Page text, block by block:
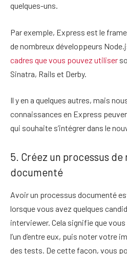
quelques-uns.
Par exemple, Express est le
de nombreux développeurs
cadres que vous pouvez utiliser
Sinatra, Rails et Derby.
Il y en a quelques autres, mais
connaissances en Express
qui souhaite s’intégrer dans le
5. Créez un processus
documenté
Avoir un processus documenté
lorsque vous avez quelques
interviewer. Cela signifie que
l’un d’entre eux, puis noter votre
des tests. De cette façon, vous